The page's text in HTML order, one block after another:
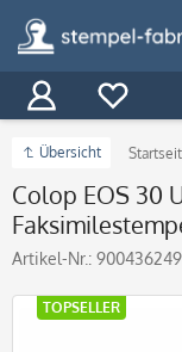
Übersicht
Colop EOS 30
Artikel-Nr.:
TOPSELLER